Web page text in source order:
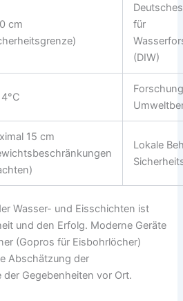
cm
für
(DIW)
15 cm
Lokale
Wasser- und Eisschichten ist
und den Erfolg. Moderne Geräte
(Gopros für Eisbohrlöcher)
Abschätzung der
Gegebenheiten vor Ort.